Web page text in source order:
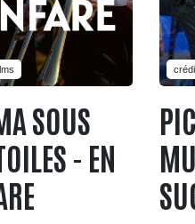
SOUS
- EN